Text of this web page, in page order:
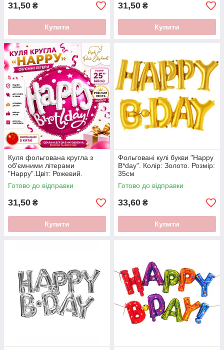
31,50 ₴
Купити
31,50 ₴
Купити
Куля фольгована кругла з
об'ємними літерами
"Happy".Цвіт: Рожевий.
Размер:24" (60см)
Готово до відправки
31,50 ₴
Купити
Фольговані кулі букви "Happy
B*day". Колір: Золото. Розмір:
35см
Готово до відправки
33,60 ₴
Купити